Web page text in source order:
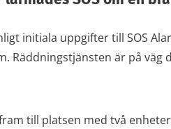
initiala uppgifter till SOS
Räddningstjänsten är på väg
till platsen med två